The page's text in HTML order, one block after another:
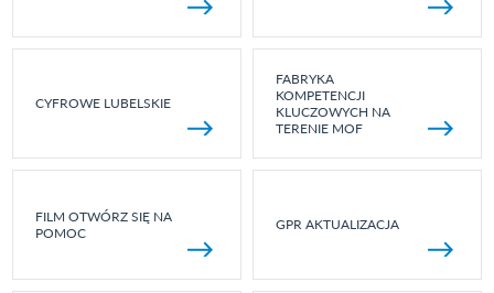
CYFROWE LUBELSKIE
FABRYKA
KOMPETENCJI
KLUCZOWYCH NA
TERENIE MOF
FILM OTWÓRZ SIĘ NA
POMOC
GPR AKTUALIZACJA